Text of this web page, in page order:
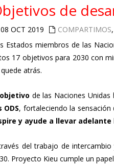
de
08 OCT 2019 COMPARTIMOS,
Estados miembros de las
17 objetivos para 2030 con
atrás.
objetivo de las Naciones Unidas
ODS, fortaleciendo la
y ayude a llevar
del trabajo de
Proyecto Kieu cumple un